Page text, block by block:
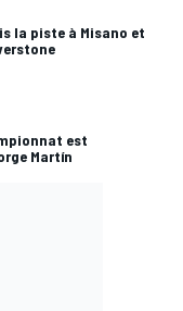
la piste à Misano et
est
Martín